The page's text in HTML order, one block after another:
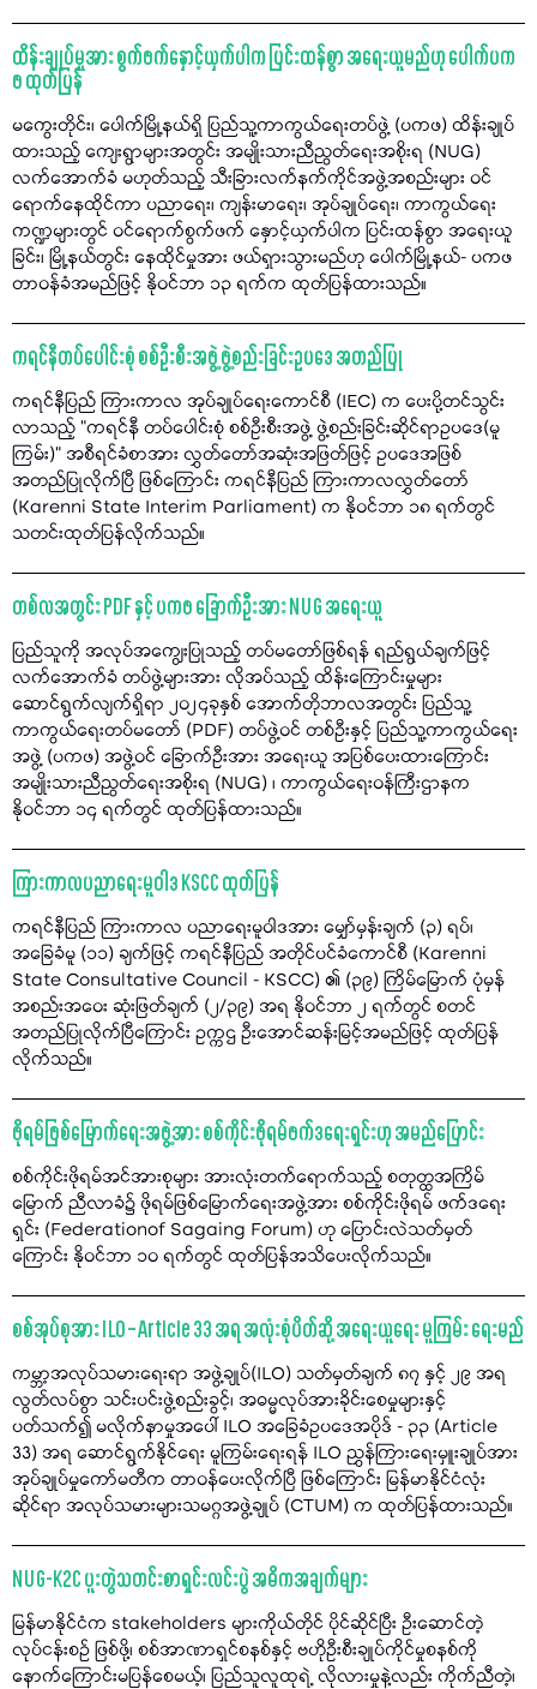
ထိန်းချုပ်မှုအား စွက်ဖက်နှောင့်ယှက်ပါက ပြင်းထန်စွာ အရေးယူမည်ဟု ပေါက်ပက
ဖ ထုတ်ပြန်
မကွေးတိုင်း၊ ပေါက်မြို့နယ်ရှိ ပြည်သူ့ကာကွယ်ရေးတပ်ဖွဲ့ (ပကဖ) ထိန်းချုပ်
ထားသည့် ကျေးရွာများအတွင်း အမျိုးသားညီညွတ်ရေးအစိုးရ (NUG)
လက်အောက်ခံ မဟုတ်သည့် သီးခြားလက်နက်ကိုင်အဖွဲ့အစည်းများ ဝင်
ရောက်နေထိုင်ကာ ပညာရေး၊ ကျန်းမာရေး၊ အုပ်ချုပ်ရေး၊ ကာကွယ်ရေး
ကဏ္ဍများတွင် ဝင်ရောက်စွက်ဖက် နှောင့်ယှက်ပါက ပြင်းထန်စွာ အရေးယူ
ခြင်း၊ မြို့နယ်တွင်း နေထိုင်မှုအား ဖယ်ရှားသွားမည်ဟု ပေါက်မြို့နယ်- ပကဖ
တာဝန်ခံအမည်ဖြင့် နိုဝင်ဘာ ၁၃ ရက်က ထုတ်ပြန်ထားသည်။
ကရင်နီတပ်ပေါင်းစုံ စစ်ဦးစီးအဖွဲ့ ဖွဲ့စည်းခြင်းဥပဒေ အတည်ပြု
ကရင်နီပြည် ကြားကာလ အုပ်ချုပ်ရေးကောင်စီ (IEC) က ပေးပို့တင်သွင်း
လာသည့် "ကရင်နီ တပ်ပေါင်းစုံ စစ်ဦးစီးအဖွဲ့ ဖွဲ့စည်းခြင်းဆိုင်ရာဥပဒေ(မူ
ကြမ်း)” အစီရင်ခံစာအား လွှတ်တော်အဆုံးအဖြတ်ဖြင့် ဥပဒေအဖြစ်
အတည်ပြုလိုက်ပြီ ဖြစ်ကြောင်း ကရင်နီပြည် ကြားကာလလွှတ်တော်
(Karenni State Interim Parliament) က နိုဝင်ဘာ ၁၈ ရက်တွင်
သတင်းထုတ်ပြန်လိုက်သည်။
တစ်လအတွင်း PDF နှင့် ပကဖ ခြောက်ဦးအား NUG အရေးယူ
ပြည်သူကို အလုပ်အကျွေးပြုသည့် တပ်မတော်ဖြစ်ရန် ရည်ရွယ်ချက်ဖြင့်
လက်အောက်ခံ တပ်ဖွဲ့များအား လိုအပ်သည့် ထိန်းကြောင်းမှုများ
ဆောင်ရွက်လျက်ရှိရာ ၂၀၂၄ခုနှစ် အောက်တိုဘာလအတွင်း ပြည်သူ့
ကာကွယ်ရေးတပ်မတော် (PDF) တပ်ဖွဲ့ဝင် တစ်ဦးနှင့် ပြည်သူ့ကာကွယ်ရေး
အဖွဲ့ (ပကဖ) အဖွဲ့ဝင် ခြောက်ဦးအား အရေးယူ အပြစ်ပေးထားကြောင်း
အမျိုးသားညီညွတ်ရေးအစိုးရ (NUG) ၊ ကာကွယ်ရေးဝန်ကြီးဌာနက
နိုဝင်ဘာ ၁၄ ရက်တွင် ထုတ်ပြန်ထားသည်။
ကြားကာလပညာရေးမူဝါဒ KSCC ထုတ်ပြန်
ကရင်နီပြည် ကြားကာလ ပညာရေးမူဝါဒအား မျှော်မှန်းချက် (၃) ရပ်၊
အခြေခံမူ (၁၁) ချက်ဖြင့် ကရင်နီပြည် အတိုင်ပင်ခံကောင်စီ (Karenni
State Consultative Council - KSCC) ၏ (၃၉) ကြိမ်မြောက် ပုံမှန်
အစည်းအဝေး ဆုံးဖြတ်ချက် (၂/၃၉) အရ နိုဝင်ဘာ ၂ ရက်တွင် စတင်
အတည်ပြုလိုက်ပြီကြောင်း ဥက္ကဌ ဦးအောင်ဆန်းမြင့်အမည်ဖြင့် ထုတ်ပြန်
လိုက်သည်။
ဖိုရမ်ဖြစ်မြောက်ရေးအဖွဲ့အား စစ်ကိုင်းဖိုရမ်ဖက်ဒရေးရှင်းဟု အမည်ပြောင်း
စစ်ကိုင်းဖိုရမ်အင်အားစုများ အားလုံးတက်ရောက်သည့် စတုတ္ထအကြိမ်
မြောက် ညီလာခံ၌ ဖိုရမ်ဖြစ်မြောက်ရေးအဖွဲ့အား စစ်ကိုင်းဖိုရမ် ဖက်ဒရေး
ရှင်း (Federationof Sagaing Forum) ဟု ပြောင်းလဲသတ်မှတ်
ကြောင်း နိုဝင်ဘာ ၁၀ ရက်တွင် ထုတ်ပြန်အသိပေးလိုက်သည်။
စစ်အုပ်စုအား ILO – Article 33 အရ အလုံးစုံပိတ်ဆို့ အရေးယူရေး မူကြမ်း ရေးမည်
ကမ္ဘာ့အလုပ်သမားရေးရာ အဖွဲ့ချုပ်(ILO) သတ်မှတ်ချက် ၈၇ နှင့် ၂၉ အရ
လွတ်လပ်စွာ သင်းပင်းဖွဲ့စည်းခွင့်၊ အဓမ္မလုပ်အားခိုင်းစေမှုများနှင့်
ပတ်သက်၍ မလိုက်နာမှုအပေါ် ILO အခြေခံဥပဒေအပိုဒ် - ၃၃ (Article
33) အရ ဆောင်ရွက်နိုင်ရေး မူကြမ်းရေးရန် ILO ညွှန်ကြားရေးမှူးချုပ်အား
အုပ်ချုပ်မှုကော်မတီက တာဝန်ပေးလိုက်ပြီ ဖြစ်ကြောင်း မြန်မာနိုင်ငံလုံး
ဆိုင်ရာ အလုပ်သမားများသမဂ္ဂအဖွဲ့ချုပ် (CTUM) က ထုတ်ပြန်ထားသည်။
NUG-K2C ပူးတွဲသတင်းစာရှင်းလင်းပွဲ အဓိကအချက်များ
မြန်မာနိုင်ငံက stakeholders များကိုယ်တိုင် ပိုင်ဆိုင်ပြီး ဦးဆောင်တဲ့
လုပ်ငန်းစဉ် ဖြစ်ဖို့၊ စစ်အာဏာရှင်စနစ်နှင့် ဗဟိုဦးစီးချုပ်ကိုင်မှုစနစ်ကို
နောက်ကြောင်းမပြန်စေမယ့်၊ ပြည်သူလူထုရဲ့ လိုလားမှုနဲ့လည်း ကိုက်ညီတဲ့၊